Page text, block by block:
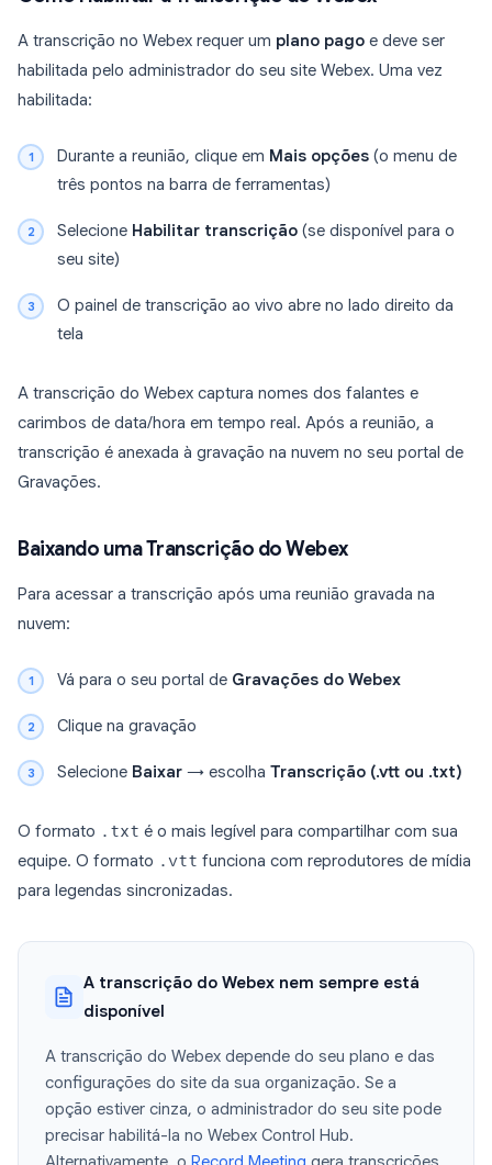
A transcrição no Webex requer um plano pago e deve ser
habilitada pelo administrador do seu site Webex. Uma vez
habilitada:
Durante a reunião, clique em Mais opções (o menu de
três pontos na barra de ferramentas)
Selecione Habilitar transcrição (se disponível para o
seu site)
O painel de transcrição ao vivo abre no lado direito da
tela
A transcrição do Webex captura nomes dos falantes e
carimbos de data/hora em tempo real. Após a reunião, a
transcrição é anexada à gravação na nuvem no seu portal de
Gravações.
Baixando uma Transcrição do Webex
Para acessar a transcrição após uma reunião gravada na
nuvem:
Vá para o seu portal de Gravações do Webex
Clique na gravação
Selecione Baixar → escolha Transcrição (.vtt ou .txt)
O formato .txt é o mais legível para compartilhar com sua
equipe. O formato .vtt funciona com reprodutores de mídia
para legendas sincronizadas.
A transcrição do Webex nem sempre está
disponível
A transcrição do Webex depende do seu plano e das
configurações do site da sua organização. Se a
opção estiver cinza, o administrador do seu site pode
precisar habilitá-la no Webex Control Hub.